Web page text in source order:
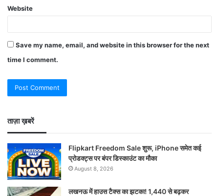
Website
Save my name, email, and website in this browser for the next
time I comment.
ताज़ा ख़बरें
Flipkart Freedom Sale शुरू, iPhone समेत कई
प्रोडक्ट्स पर बंपर डिस्काउंट का मौका
August 8, 2026
लखनऊ में हाउस टैक्स का झटका! 1,440 से बढ़कर